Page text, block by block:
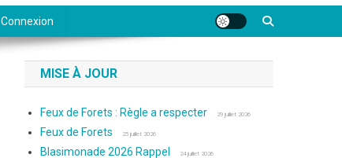
Connexion
MISE À JOUR
Feux de Forets : Règle a respecter 29 juillet 2026
Feux de Forets 25 juillet 2026
Blasimonade 2026 Rappel 24 juillet 2026